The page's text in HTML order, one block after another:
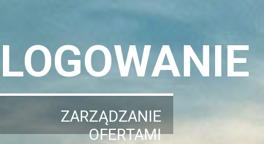
LOGOWANIE
ZARZĄDZANIE
OFERTAMI